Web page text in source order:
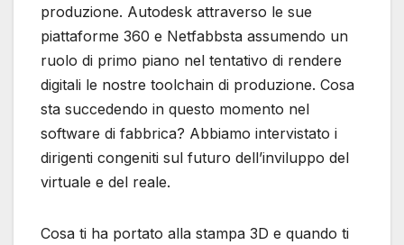
produzione. Autodesk attraverso le sue
piattaforme 360 e Netfabbsta assumendo un
ruolo di primo piano nel tentativo di rendere
digitali le nostre toolchain di produzione. Cosa
sta succedendo in questo momento nel
software di fabbrica? Abbiamo intervistato i
dirigenti congeniti sul futuro dell’inviluppo del
virtuale e del reale.
Cosa ti ha portato alla stampa 3D e quando ti